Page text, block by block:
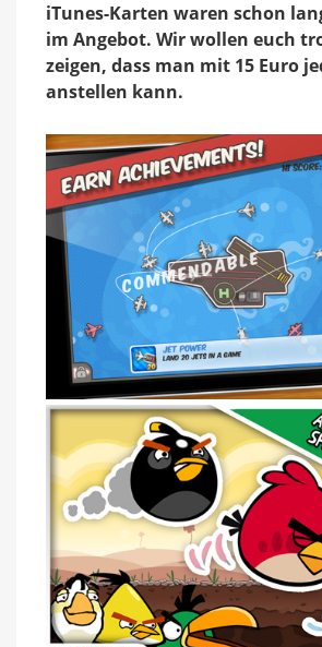
15
Euro
(Update)
iTunes-Karten waren schon
im Angebot. Wir wollen euch
zeigen, dass man mit 15 Euro
anstellen kann.